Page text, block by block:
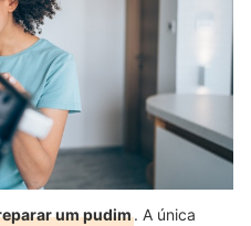
um pudim. A única